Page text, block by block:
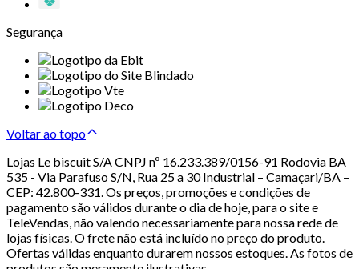
Segurança
Voltar ao topo
Lojas Le biscuit S/A CNPJ nº 16.233.389/0156-91 Rodovia BA
535 - Via Parafuso S/N, Rua 25 a 30 Industrial – Camaçari/BA –
CEP: 42.800-331. Os preços, promoções e condições de
pagamento são válidos durante o dia de hoje, para o site e
TeleVendas, não valendo necessariamente para nossa rede de
lojas físicas. O frete não está incluído no preço do produto.
Ofertas válidas enquanto durarem nossos estoques. As fotos de